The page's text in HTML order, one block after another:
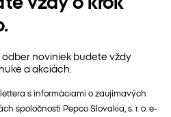
odber noviniek budete vždy
a akciách.
s informáciami o zaujímavých
spoločnosti Pepco Slovakia, s. r. o. e-